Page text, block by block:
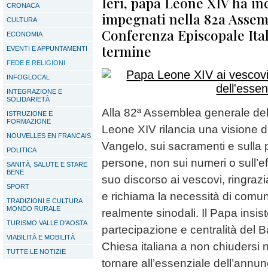
CRONACA
CULTURA
ECONOMIA
EVENTI E APPUNTAMENTI
FEDE E RELIGIONI
INFOGLOCAL
INTEGRAZIONE E
SOLIDARIETÀ
ISTRUZIONE E
FORMAZIONE
NOUVELLES EN FRANCAIS
POLITICA
SANITÀ, SALUTE E STARE
BENE
SPORT
TRADIZIONI E CULTURA
MONDO RURALE
TURISMO VALLE D'AOSTA
VIABILITÀ E MOBILITÀ
TUTTE LE NOTIZIE
impegnati nella 82a
Conferenza Episcopale
termine
Alla 82ª Assemblea generale
Leone XIV rilancia una visione
Vangelo, sui sacramenti e sulla
persone, non sui numeri o
suo discorso ai vescovi,
e richiama la necessità di
realmente sinodali. Il Papa
partecipazione e centralità del
Chiesa italiana a non chiudersi
tornare all’essenziale